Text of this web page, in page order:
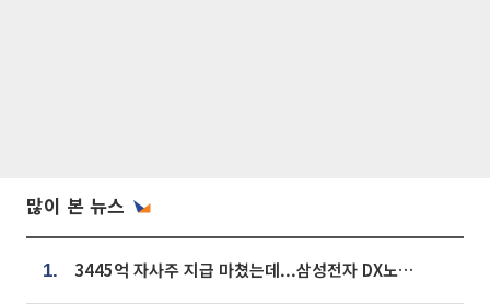
많이 본 뉴스
1. 3445억 자사주 지급 마쳤는데...삼성전자 DX노조, 뒤늦은 '떼쓰기 집회'